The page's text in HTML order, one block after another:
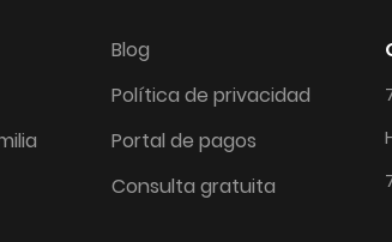
Blog
Política de privacidad
Portal de pagos
Consulta gratuita